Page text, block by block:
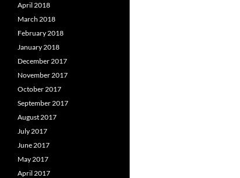
April 2018
March 2018
February 2018
January 2018
December 2017
November 2017
October 2017
September 2017
August 2017
July 2017
June 2017
May 2017
April 2017